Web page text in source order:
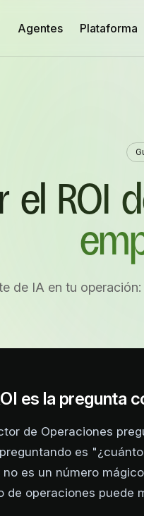
Agentes Plataforma
el ROI
de IA en tu
es la pregunta
de Operaciones
es
es un número
de operaciones puede